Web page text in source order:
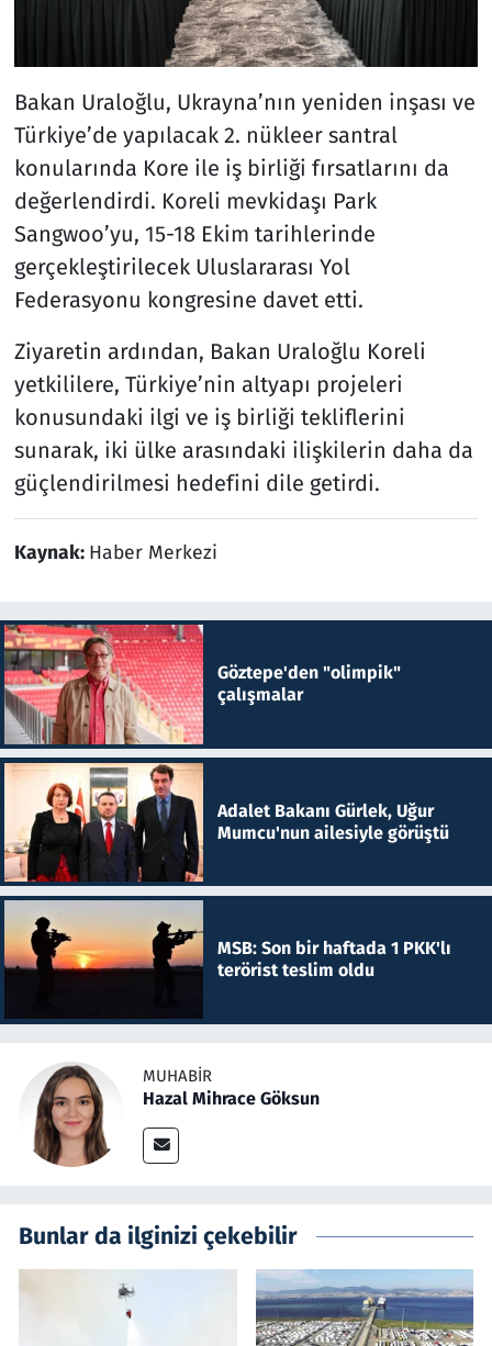
Bakan Uraloğlu, Ukrayna’nın yeniden inşası ve
Türkiye’de yapılacak 2. nükleer santral
konularında Kore ile iş birliği fırsatlarını da
değerlendirdi. Koreli mevkidaşı Park
Sangwoo’yu, 15-18 Ekim tarihlerinde
gerçekleştirilecek Uluslararası Yol
Federasyonu kongresine davet etti.
Ziyaretin ardından, Bakan Uraloğlu Koreli
yetkililere, Türkiye’nin altyapı projeleri
konusundaki ilgi ve iş birliği tekliflerini
sunarak, iki ülke arasındaki ilişkilerin daha da
güçlendirilmesi hedefini dile getirdi.
Kaynak: Haber Merkezi
Göztepe'den "olimpik"
çalışmalar
Adalet Bakanı Gürlek, Uğur
Mumcu'nun ailesiyle görüştü
MSB: Son bir haftada 1 PKK'lı
terörist teslim oldu
MUHABIR
Hazal Mihrace Göksun
Bunlar da ilginizi çekebilir